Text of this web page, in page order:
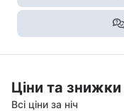
Ціни та знижки
Всі ціни за ніч